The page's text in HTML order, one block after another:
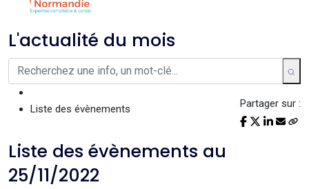
L'actualité du mois
Liste des évènements Partager sur :
Liste des évènements au
25/11/2022